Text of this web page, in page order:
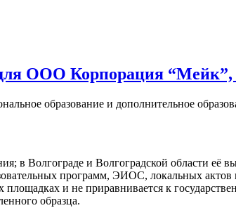
ООО Корпорация “Мейк”,
образование и дополнительное
в Волгограде и Волгоградской области её
программ, ЭИОС, локальных
и не приравнивается к
образца.